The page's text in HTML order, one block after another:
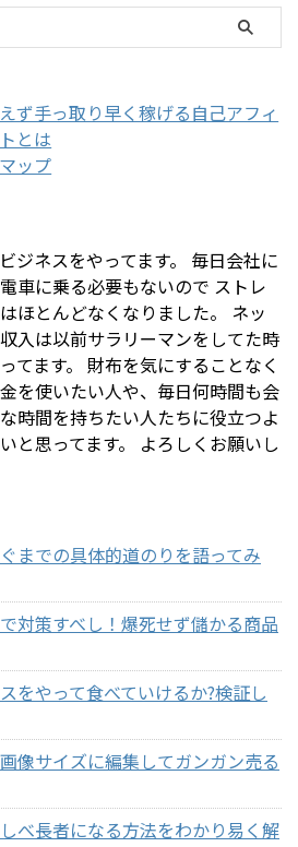
ず手っ取り早く稼げる自己アフィ
とは
ップ
ジネスをやってます。 毎日会社に
車に乗る必要もないので ストレ
ほとんどなくなりました。 ネッ
入は以前サラリーマンをしてた時
てます。 財布を気にすることなく
を使いたい人や、毎日何時間も会
時間を持ちたい人たちに役立つよ
と思ってます。 よろしくお願いし
までの具体的道のりを語ってみ
対策すべし！爆死せず儲かる商品
をやって食べていけるか?検証し
像サイズに編集してガンガン売る
べ長者になる方法をわかり易く解